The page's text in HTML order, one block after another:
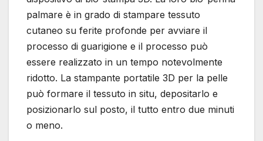
palmare è in grado di stampare tessuto
cutaneo su ferite profonde per avviare il
processo di guarigione e il processo può
essere realizzato in un tempo notevolmente
ridotto. La stampante portatile 3D per la pelle
può formare il tessuto in situ, depositarlo e
posizionarlo sul posto, il tutto entro due minuti
o meno.